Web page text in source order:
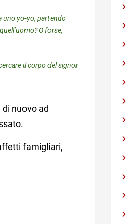
uno yo-yo, partendo
O forse,
il corpo del signor
nuovo ad
famigliari,